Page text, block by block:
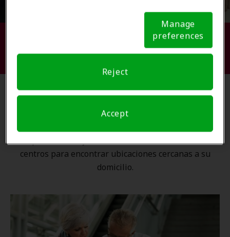
Notice (link here below). If you are using an opt-out
preference signal, we will honor that signal. Cookie
Manage
preferences
Reject
Accept
Busque su centro de atención
auditiva.
Gracias a nuestra
, ningún proveedor de
centros para encontrar ubicaciones cercanas a su
domicilio.